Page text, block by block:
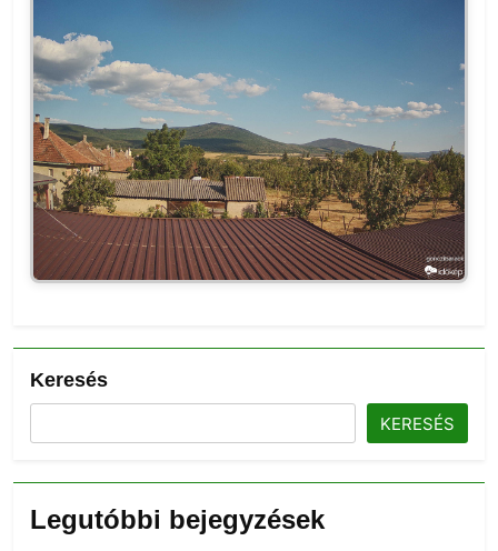
Keresés
KERESÉS
Legutóbbi bejegyzések